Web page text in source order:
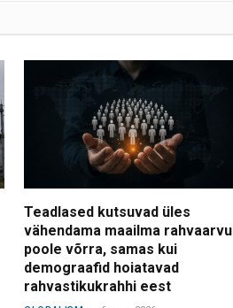
Teadlased kutsuvad üles
vähendama maailma rahvaarvu
poole võrra, samas kui
demograafid hoiatavad
rahvastikukrahhi eest